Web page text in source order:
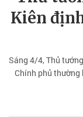
Kiên
Sáng 4/4, Thủ
Chính phủ